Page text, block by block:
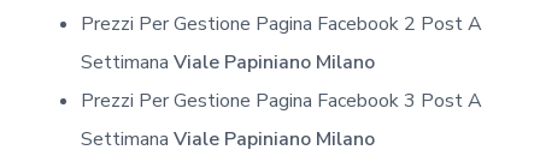
Prezzi Per Gestione Pagina Facebook 2 Post A
Settimana Viale Papiniano Milano
Prezzi Per Gestione Pagina Facebook 3 Post A
Settimana Viale Papiniano Milano